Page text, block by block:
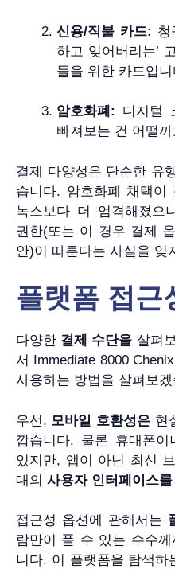
신용/직불 카드: 청
하고 잊어버리는’
들을 위한 카드입니
암호화폐:
디지털
빠져보는 건 어떨
결제 다양성은 단순한 유
습니다. 암호화폐 채택이
녹스보다 더 엄격해졌으
권한(또는 이 경우 결제
안)이 따른다는 사실을 잊
플랫폼 접근
다양한 결제 수단을 살펴
서 Immediate 8000
사용하는 방법을 살펴보
우선, 모바일 호환성은 현
깝습니다. 물론 휴대폰
있지만, 앱이 아닌 최신
대의 사용자 인터페이스를
접근성 옵션에 관해서는
람만이 풀 수 있는 수수
니다. 이 플랫폼을 탐색하